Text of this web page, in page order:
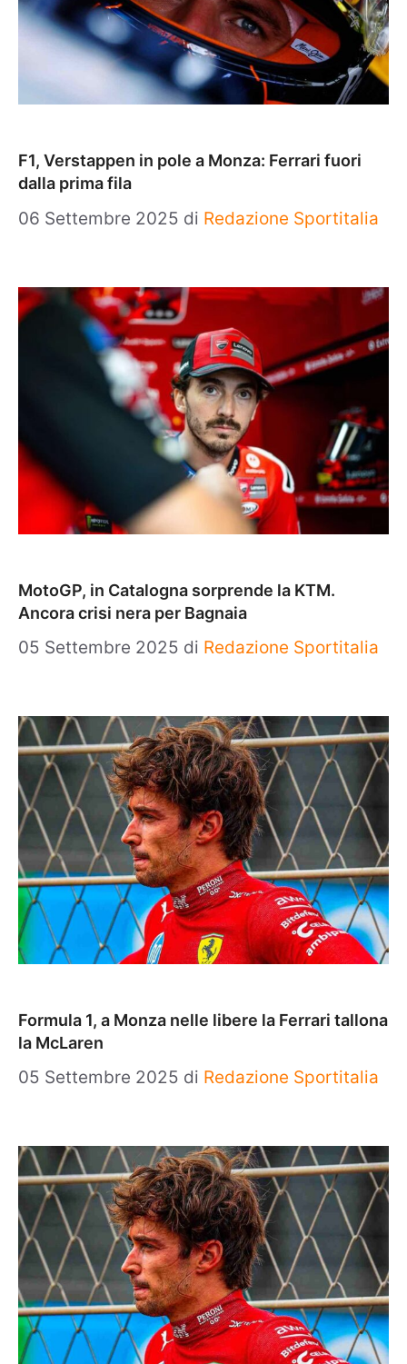
F1, Verstappen in pole a Monza: Ferrari fuori
dalla prima fila
06 Settembre 2025 di Redazione Sportitalia
MotoGP, in Catalogna sorprende la KTM.
Ancora crisi nera per Bagnaia
05 Settembre 2025 di Redazione Sportitalia
Formula 1, a Monza nelle libere la Ferrari tallona
la McLaren
05 Settembre 2025 di Redazione Sportitalia